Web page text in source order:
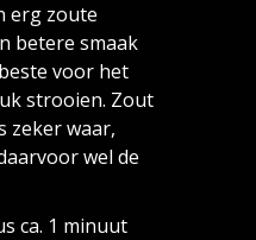
erg zoute
betere smaak
voor het
strooien. Zout
zeker waar,
wel de
ca. 1 minuut